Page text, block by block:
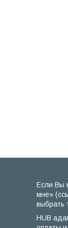
Если Вы
мне»
выбрать
HUB